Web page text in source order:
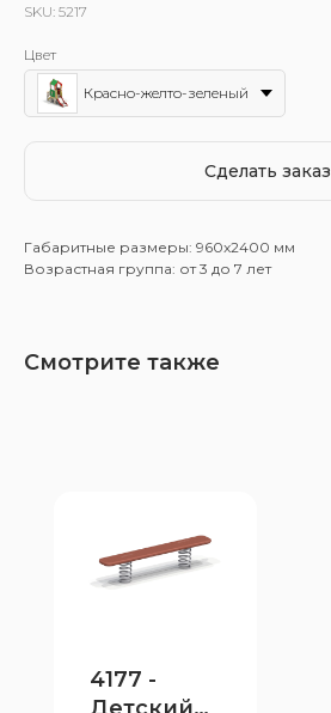
SKU: 5217
Цвет
Красно-желто-зеленый
Сделать заказ
Габаритные размеры: 960x2400 мм
Возрастная группа: от 3 до 7 лет
Смотрите также
4177 -